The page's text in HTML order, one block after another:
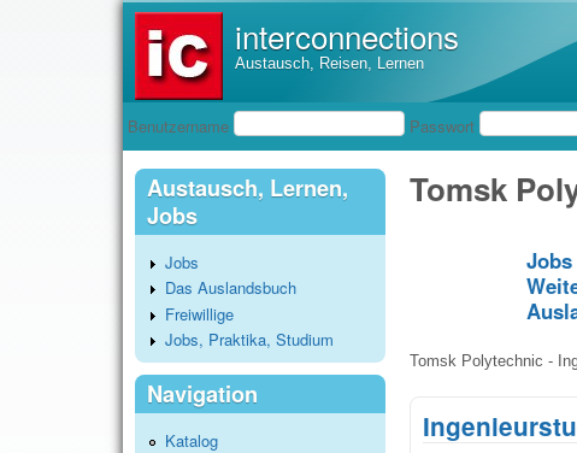
interconnections
Austausch, Reisen, Lernen
Benutzeranmeldung
Benutzername Passwort
Tomsk
Jobs
Tomsk Polytechnic -
Austausch, Lernen,
Jobs
Jobs
Das Auslandsbuch
Freiwillige
Jobs, Praktika, Studium
Navigation
Katalog